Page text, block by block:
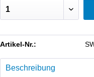
Artikel-Nr.:
Beschreibung